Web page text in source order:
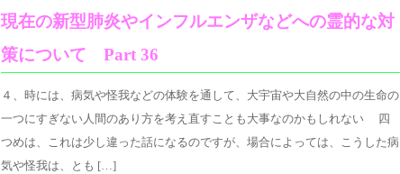
現在の新型肺炎やインフルエンザなどへの霊的な対
策について Part 36
４、時には、病気や怪我などの体験を通して、大宇宙や大自然の中の生命の
一つにすぎない人間のあり方を考え直すことも大事なのかもしれない 四
つめは、これは少し違った話になるのですが、場合によっては、こうした病
気や怪我は、とも […]